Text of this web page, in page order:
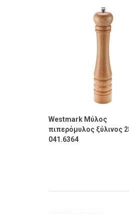
Westmark Μύλος
πιπερόμυλος ξύλινος
041.6364